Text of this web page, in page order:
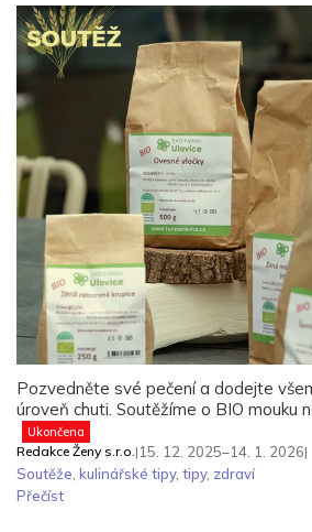
Pozvedněte své pečení a dodejte
úroveň chuti. Soutěžíme o BIO mouku
Ukončena
Redakce Ženy s.r.o. | 15. 12. 2025–14. 1. 2026|
Soutěže kulinářské tipy, tipy, zdraví
Přečíst